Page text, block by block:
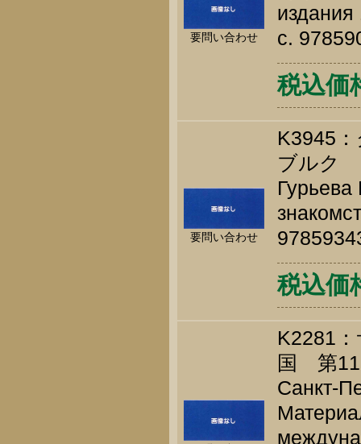
要問い合わせ
c.
税込価
要問い合わせ
K3945
ブルク
税込価
K2281
国 第11
Санкт-